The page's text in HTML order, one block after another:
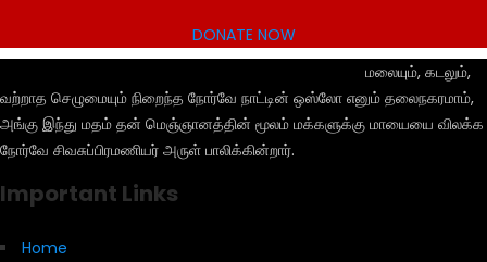
DONATE NOW
மலையும், கடலும்,
வற்றாத செழுமையும் நிறைந்த நோர்வே நாட்டின் ஒஸ்லோ எனும் தலைநகரமாம்,
அங்கு இந்து மதம் தன் மெஞ்ஞானத்தின் மூலம் மக்களுக்கு மாயையை விலக்க
நோர்வே சிவசுப்பிரமணியர் அருள் பாலிக்கின்றார்.
Important Links
Home